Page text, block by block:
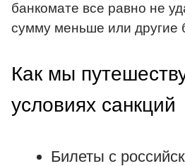
банкомате все равно не
сумму меньше или другие
Как мы
условиях санкций
Билеты с